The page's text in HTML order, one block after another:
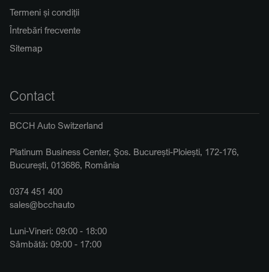
Termeni și condiții
Întrebări frecvente
Sitemap
Contact
BCCH Auto Switzerland
Platinum Business Center, Șos. București-Ploiești, 172-176,
București, 013686, România
0374 451 400
sales@bcchauto
Luni-Vineri: 09:00 - 18:00
Sâmbătă: 09:00 - 17:00